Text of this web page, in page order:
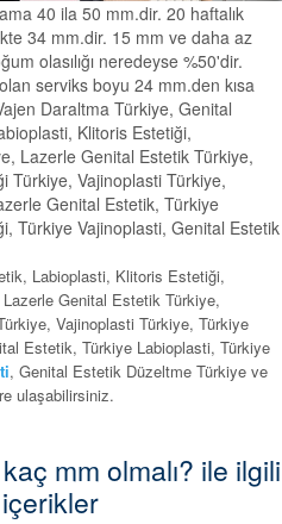
40 ila 50 mm.dir. 20 haftalık
34 mm.dir. 15 mm ve daha az
olasılığı neredeyse %50'dir.
serviks boyu 24 mm.den kısa
Daraltma Türkiye, Genital
Klitoris Estetiği,
Lazerle Genital Estetik Türkiye,
Türkiye, Vajinoplasti Türkiye,
Genital Estetik, Türkiye
Türkiye Vajinoplasti, Genital Estetik
Labioplasti, Klitoris Estetiği,
Genital Estetik Türkiye,
Vajinoplasti Türkiye, Türkiye
Estetik, Türkiye Labioplasti, Türkiye
, Genital Estetik Düzeltme Türkiye ve
ulaşabilirsiniz.
mm olmalı? ile ilgili